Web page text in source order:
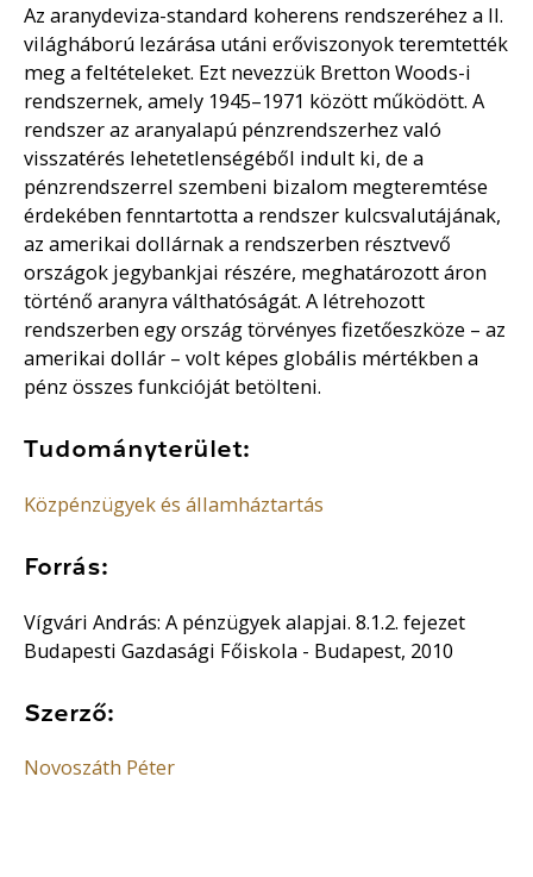
Az aranydeviza-standard koherens rendszeréhez a II.
világháború lezárása utáni erőviszonyok teremtették
meg a feltételeket. Ezt nevezzük Bretton Woods-i
rendszernek, amely 1945–1971 között működött. A
rendszer az aranyalapú pénzrendszerhez való
visszatérés lehetetlenségéből indult ki, de a
pénzrendszerrel szembeni bizalom megteremtése
érdekében fenntartotta a rendszer kulcsvalutájának,
az amerikai dollárnak a rendszerben résztvevő
országok jegybankjai részére, meghatározott áron
történő aranyra válthatóságát. A létrehozott
rendszerben egy ország törvényes fizetőeszköze – az
amerikai dollár – volt képes globális mértékben a
pénz összes funkcióját betölteni.
Tudományterület:
Közpénzügyek és államháztartás
Forrás:
Vígvári András: A pénzügyek alapjai. 8.1.2. fejezet
Budapesti Gazdasági Főiskola - Budapest, 2010
Szerző:
Novoszáth Péter